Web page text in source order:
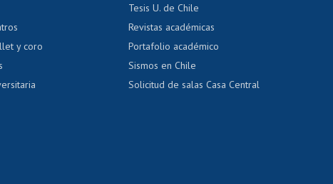
sexual y violencia Denuncias administrativas
y coro
Tesis U. de Chile
Revistas académicas
Portafolio académico
Sismos en Chile
Solicitud de salas Casa Central